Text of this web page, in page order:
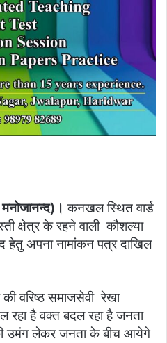
मनोजानन्द)।कनखल स्थित वार्ड
क्षेत्र के रहने वाली कौशल्या
हेतु अपना नामांकन पत्र दाखिल
वरिष्ठ समाजसेवी रेखा
रहा है वक्त बदल रहा है जनता
उमंग लेकर जनता के बीच आयेगे